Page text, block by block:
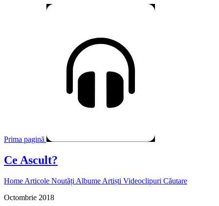
Prima pagină
Ce Ascult?
Home Articole Noutăți Albume Artiști Videoclipuri Căutare
Octombrie 2018